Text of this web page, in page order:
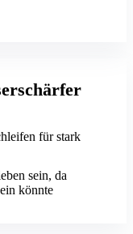
für stark
sein, da
könnte